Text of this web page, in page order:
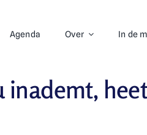
Agenda Over In de
inademt,